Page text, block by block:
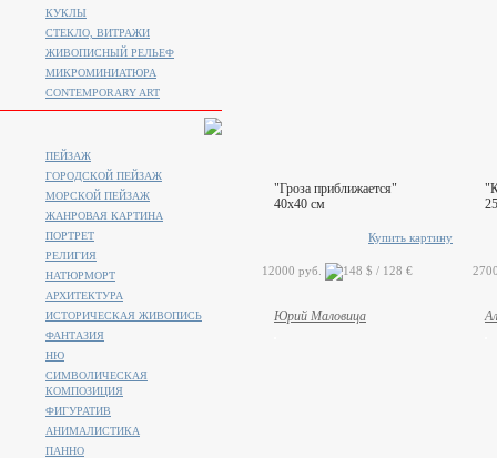
"Гроза приближается"
40x40 см
Купить картину
12000 руб.
Юрий Маловица
КУКЛЫ
СТЕКЛО, ВИТРАЖИ
ЖИВОПИСНЫЙ РЕЛЬЕФ
МИКРОМИНИАТЮРА
CONTEMPORARY ART
ПЕЙЗАЖ
ГОРОДСКОЙ ПЕЙЗАЖ
МОРСКОЙ ПЕЙЗАЖ
ЖАНРОВАЯ КАРТИНА
ПОРТРЕТ
РЕЛИГИЯ
НАТЮРМОРТ
АРХИТЕКТУРА
ИСТОРИЧЕСКАЯ ЖИВОПИСЬ
ФАНТАЗИЯ
НЮ
СИМВОЛИЧЕСКАЯ
КОМПОЗИЦИЯ
ФИГУРАТИВ
АНИМАЛИСТИКA
ПАННО